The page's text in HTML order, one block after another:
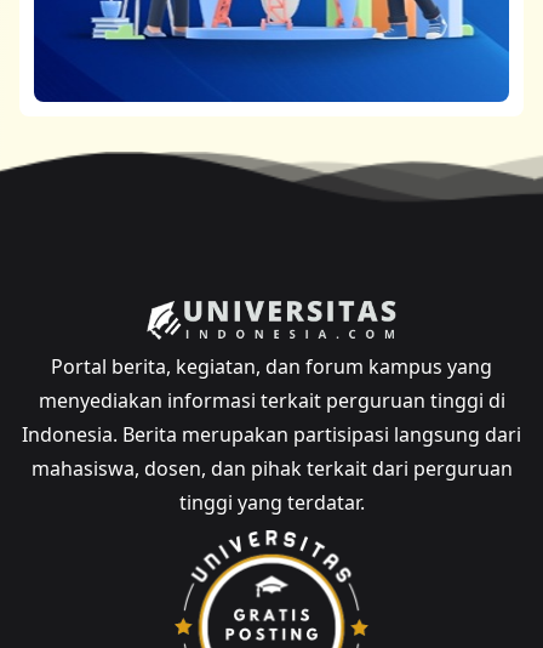
Portal berita, kegiatan, dan forum kampus yang
menyediakan informasi terkait perguruan tinggi di
Indonesia. Berita merupakan partisipasi langsung dari
mahasiswa, dosen, dan pihak terkait dari perguruan
tinggi yang terdatar.